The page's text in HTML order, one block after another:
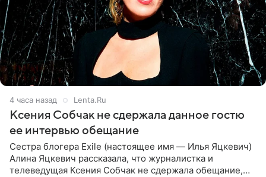
4 часа назад Lenta.Ru
Ксения Собчак не сдержала данное гостю
ее интервью обещание
Сестра блогера Exile (настоящее имя — Илья Яцкевич)
Алина Яцкевич рассказала, что журналистка и
телеведущая Ксения Собчак не сдержала обещание,